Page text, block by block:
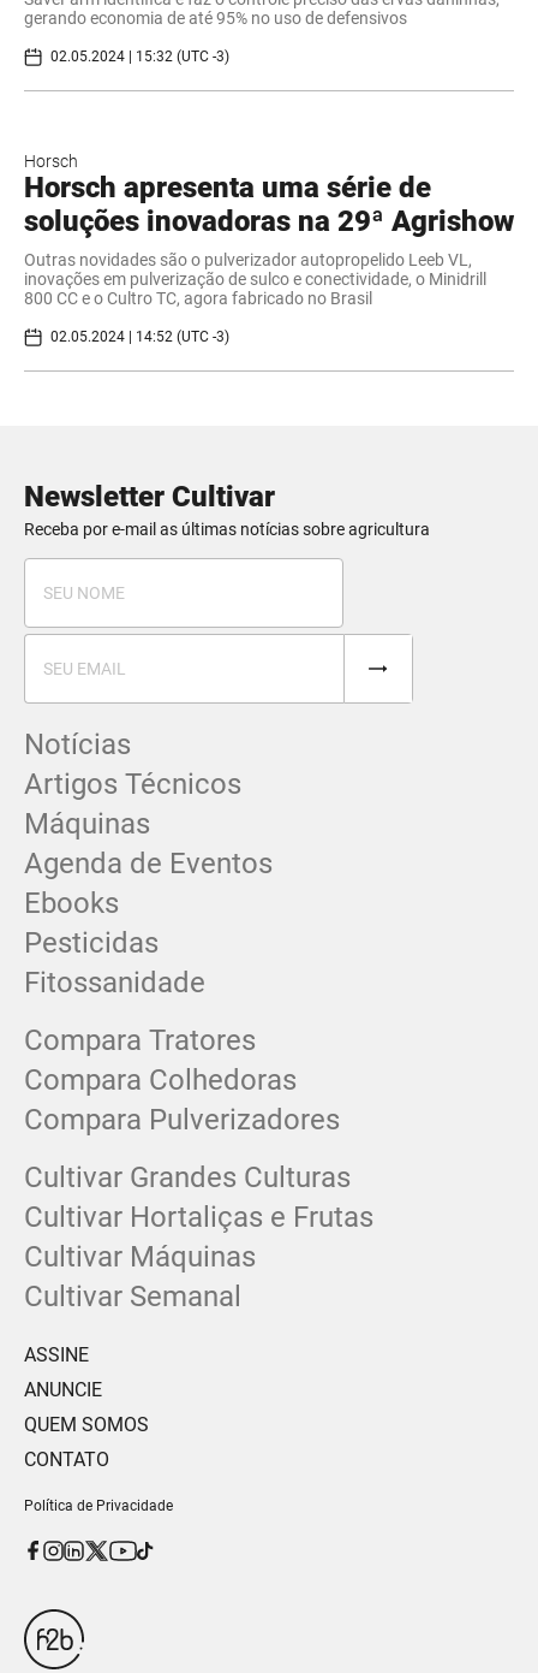
gerando economia de até 95% no uso de defensivos
02.05.2024 | 15:32 (UTC -3)
Horsch
Horsch apresenta uma série de
soluções inovadoras na 29ª Agrishow
Outras novidades são o pulverizador autopropelido Leeb VL,
inovações em pulverização de sulco e conectividade, o Minidrill
800 CC e o Cultro TC, agora fabricado no Brasil
02.05.2024 | 14:52 (UTC -3)
Newsletter Cultivar
Receba por e-mail as últimas notícias sobre agricultura
Notícias
Artigos Técnicos
Máquinas
Agenda de Eventos
Ebooks
Pesticidas
Fitossanidade
Compara Tratores
Compara Colhedoras
Compara Pulverizadores
Cultivar Grandes Culturas
Cultivar Hortaliças e Frutas
Cultivar Máquinas
Cultivar Semanal
ASSINE
ANUNCIE
QUEM SOMOS
CONTATO
Política de Privacidade